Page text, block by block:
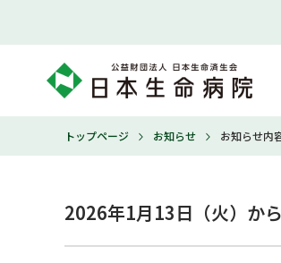
トップページ お知らせ お知らせ内
2026年1月13日（火）か